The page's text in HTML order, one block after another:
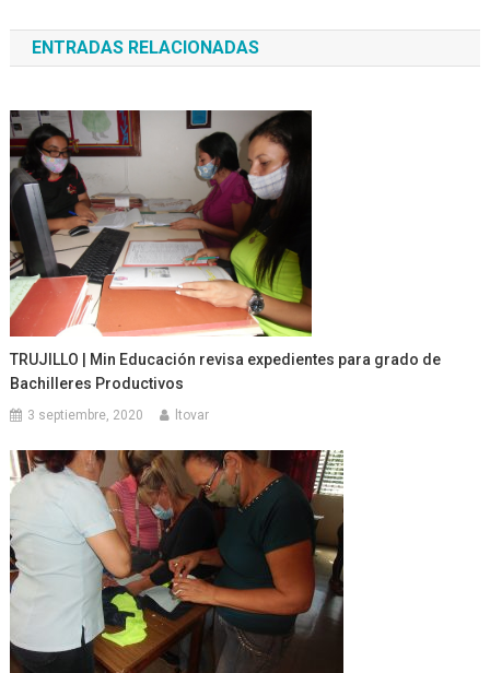
de
entradas
ENTRADAS RELACIONADAS
TRUJILLO | Min Educación revisa expedientes para grado de
Bachilleres Productivos
3 septiembre, 2020 ltovar